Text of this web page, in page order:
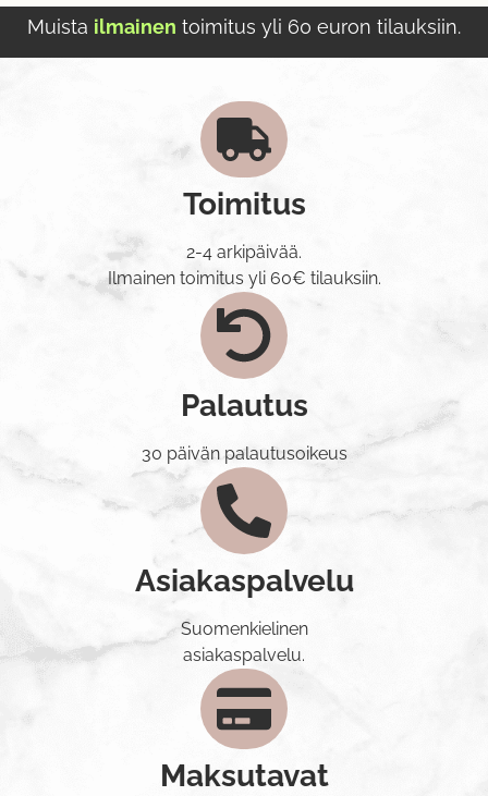
Muista ilmainen toimitus yli 60 euron tilauksiin.
Toimitus
2-4 arkipäivää.
Ilmainen toimitus yli 60€ tilauksiin.
Palautus
30 päivän palautusoikeus
Asiakaspalvelu
Suomenkielinen
asiakaspalvelu.
Maksutavat